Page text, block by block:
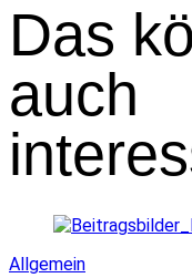
Das
auch
Allgemein